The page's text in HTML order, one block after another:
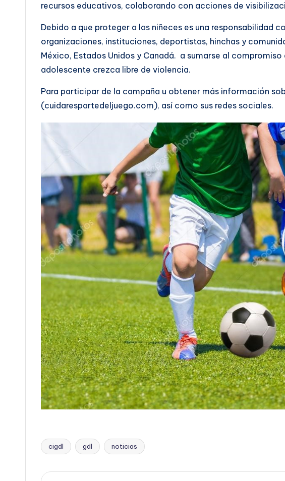
recursos educativos, colaborando con acciones de
Debido a que proteger a las niñeces es una responsabilidad
organizaciones, instituciones, deportistas, hinchas y
México, Estados Unidos y Canadá. a sumarse al
adolescente crezca libre de violencia.
Para participar de la campaña u obtener más información
(cuidarespartedeljuego.com), así como sus redes sociales.
Etiquetas:
cigdl gdl noticias